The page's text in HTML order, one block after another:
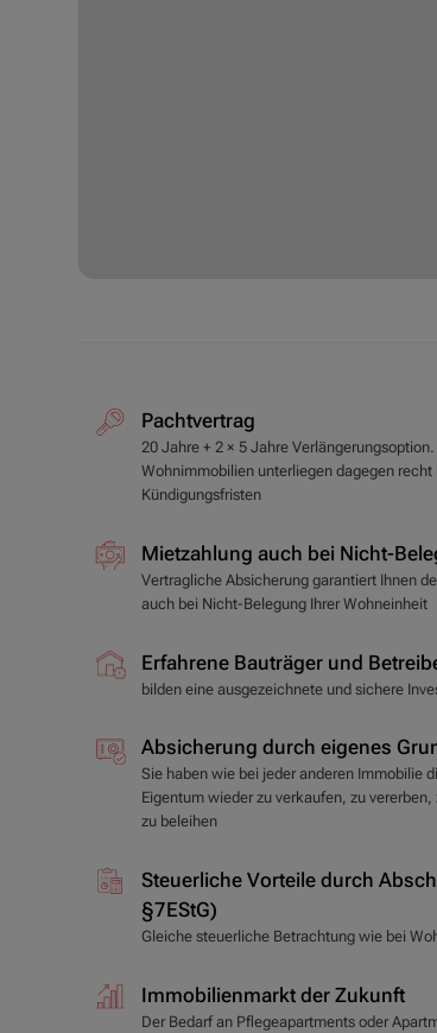
Pachtvertrag
20 Jahre + 2 × 5 Jahre Verlängerungsoption.
Wohnimmobilien unterliegen dagegen recht
Kündigungsfristen
Mietzahlung auch bei Nicht-
Vertragliche Absicherung garantiert Ihnen
auch bei Nicht-Belegung Ihrer Wohneinheit
Erfahrene Bauträger und
bilden eine ausgezeichnete und sichere
Absicherung durch eigenes
Sie haben wie bei jeder anderen Immobilie
Eigentum wieder zu verkaufen, zu
zu beleihen
Steuerliche Vorteile durch
§7EStG)
Gleiche steuerliche Betrachtung wie bei
Immobilienmarkt der Zukunft
Der Bedarf an Pflegeapartments oder